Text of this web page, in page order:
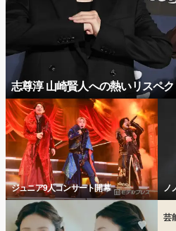
志尊淳 山崎賢人への熱いリスペク
ジュニア9人コンサート開幕 ノ
芸